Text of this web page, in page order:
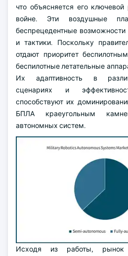
что объясняется его
войне. Эти воздушные
беспрецедентные
и тактики. Поскольку
отдают приоритет
беспилотные летательные
Их адаптивность в
сценариях и
способствуют их
БПЛА краеугольным
автономных систем.
Исходя из работы, рынок